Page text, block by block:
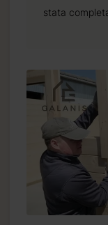
stata